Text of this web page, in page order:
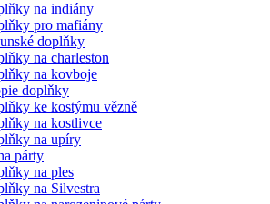
na indiány
pro mafiány
doplňky
na charleston
na kovboje
doplňky
ke kostýmu vězně
na kostlivce
na upíry
párty
na ples
na Silvestra